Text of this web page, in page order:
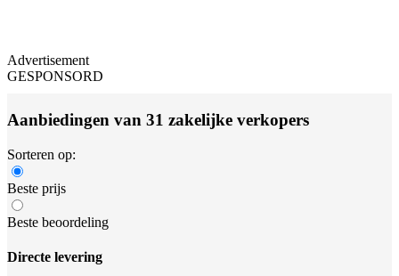
Advertisement
GESPONSORD
Aanbiedingen van 31 zakelijke verkopers
Sorteren op:
Beste prijs
Beste beoordeling
Directe levering